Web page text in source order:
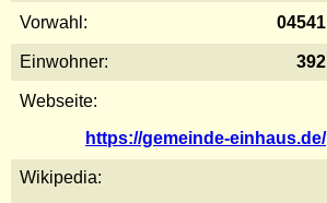
Vorwahl: 04541
Einwohner: 392
Webseite:
https://gemeinde-einhaus.de/
Wikipedia: